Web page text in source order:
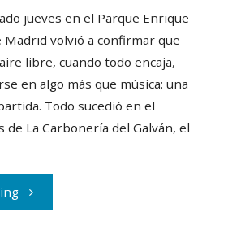
cierre
explosivo
con
Ultraligera"
jueves en el Parque Enrique
Madrid volvió a confirmar que
libre, cuando todo encaja,
en algo más que música: una
Todo sucedió en el
de La Carbonería del Galván, el
"Miss